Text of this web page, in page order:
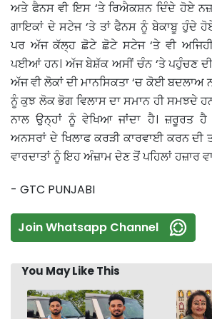
ਅਤੇ ਫੈਨਸ ਵੀ ਇਸ ‘ਤੇ ਰਿਐਕਸ਼ਨ ਦਿੰਦੇ ਹੋਏ
ਗਾਇਕਾਂ ਦੇ ਸਟੇਜ ‘ਤੇ ਤਾਂ ਫੈਨਸ ਨੂੰ ਬੇਕਾਬੂ ਹੁੰਦੇ
ਪਰ ਅੱਜ ਕੱਲ੍ਹ ਛੋਟੇ ਛੋਟੇ ਸਟੇਜ ‘ਤੇ ਵੀ
ਪਈਆਂ ਹਨ। ਅੱਜ ਬੇਸ਼ੱਕ ਅਸੀਂ ਚੰਨ ‘ਤੇ ਪਹੁੰਚਣ
ਅੱਜ ਵੀ ਲੋਕਾਂ ਦੀ ਮਾਨਸਿਕਤਾ ‘ਚ ਕੋਈ
ਨੂੰ ਕੁਝ ਲੋਕ ਭੋਗ ਵਿਲਾਸ ਦਾ ਸਮਾਨ ਹੀ ਸਮਝਦੇ
ਨਾਲ ਉਨ੍ਹਾਂ ਨੂੰ ਵੇਖਿਆ ਜਾਂਦਾ ਹੈ। ਜ਼ਰੂਰਤ ਹੈ
ਅਨਸਰਾਂ ਦੇ ਖਿਲਾਫ ਕਰੜੀ ਕਾਰਵਾਈ ਕਰਨ ਦੀ
ਵਾਰਦਾਤਾਂ ਨੂੰ ਇਹ ਅੰਜ਼ਾਮ ਦੇਣ ਤੋਂ ਪਹਿਲਾਂ ਹਜ਼ਾਰ
- GTC PUNJABI
Join Whatsapp Channel
You May Like This